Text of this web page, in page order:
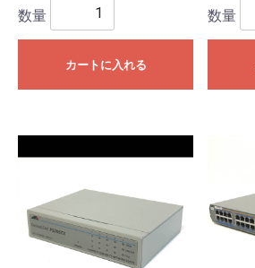
数量
カートに入れる
数量